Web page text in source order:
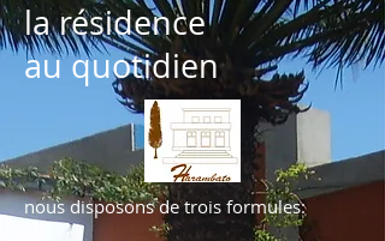
la résidence
au quotidien
nous disposons de trois formules: